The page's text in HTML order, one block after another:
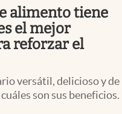
alimento tiene
el mejor
reforzar el
versátil, delicioso y de
son sus beneficios.